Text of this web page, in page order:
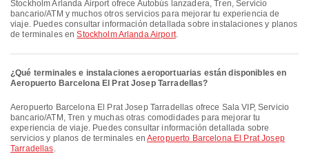
Stockholm Arlanda Airport ofrece Autobús lanzadera, Tren, Servicio
bancario/ATM y muchos otros servicios para mejorar tu experiencia de
viaje. Puedes consultar información detallada sobre instalaciones y planos
de terminales enStockholm Arlanda Airport.
¿Qué terminales e instalaciones aeroportuarias están disponibles en
Aeropuerto Barcelona El Prat Josep Tarradellas?
Aeropuerto Barcelona El Prat Josep Tarradellas ofrece Sala VIP, Servicio
bancario/ATM, Tren y muchas otras comodidades para mejorar tu
experiencia de viaje. Puedes consultar información detallada sobre
servicios y planos de terminales enAeropuerto Barcelona El Prat Josep
Tarradellas.